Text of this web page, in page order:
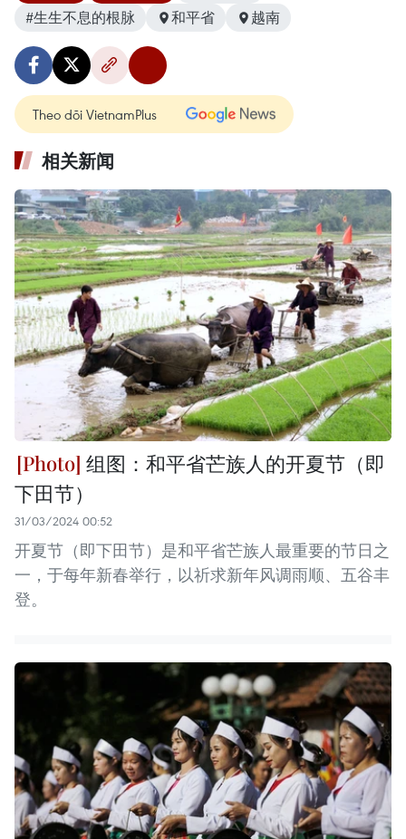
#生生不息的根脉
和平省 越南
Theo dõi VietnamPlus
相关新闻
组图：和平省芒族人的开夏节（即
下田节）
31/03/2024 00:52
开夏节（即下田节）是和平省芒族人最重要的节日之
一，于每年新春举行，以祈求新年风调雨顺、五谷丰
登。